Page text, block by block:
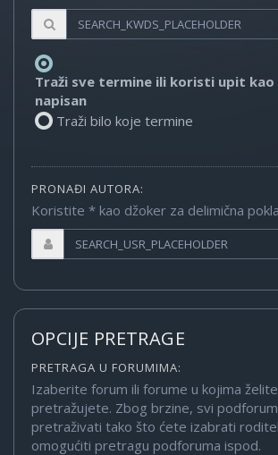
Traži sve termine ili koristi upit kao
napisan
Traži bilo koje termine
PRONAĐI AUTORA:
Koristite * kao džoker za delimična
OPCIJE PRETRAGE
PRETRAGA U FORUMIMA:
Izaberite forum ili forume u kojima
pretražujete. Zbog brzine, svi
pretraživati tako što ćete izabrati
omogućiti pretragu podforuma ispod.